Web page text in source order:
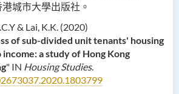
城市大學出版社。
& Lai, K.K. (2020)
of sub-divided unit tenants' housing
a study of Hong Kong
" IN Housing Studies.